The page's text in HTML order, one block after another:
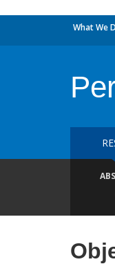
What We